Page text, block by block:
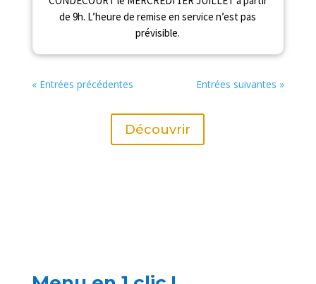
de 9h. L’heure de remise en service n’est pas
prévisible.
« Entrées précédentes Entrées suivantes »
Découvrir